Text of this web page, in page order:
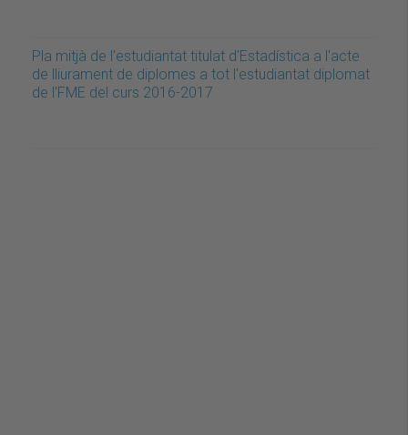
Pla mitjà de l'estudiantat titulat d'Estadística a l'acte
de lliurament de diplomes a tot l'estudiantat diplomat
de l'FME del curs 2016-2017